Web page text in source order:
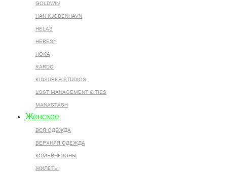
GOLDWIN
HAN KJOBENHAVN
HELAS
HERESY
HOKA
KARDO
KIDSUPER STUDIOS
LOST MANAGEMENT CITIES
MANASTASH
Женское
ВСЯ ОДЕЖДА
ВЕРХНЯЯ ОДЕЖДА
КОМБИНЕЗОНЫ
ЖИЛЕТЫ